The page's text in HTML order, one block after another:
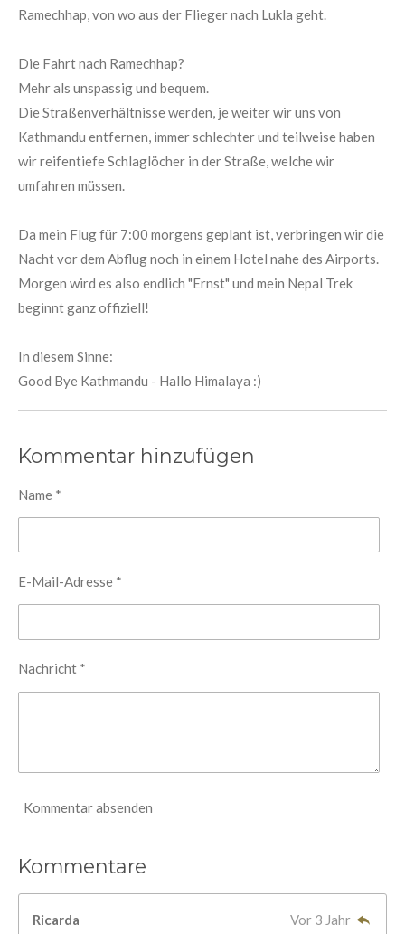
Ramechhap, von wo aus der Flieger nach Lukla geht.
Die Fahrt nach Ramechhap?
Mehr als unspassig und bequem.
Die Straßenverhältnisse werden, je weiter wir uns von
Kathmandu entfernen, immer schlechter und teilweise haben
wir reifentiefe Schlaglöcher in der Straße, welche wir
umfahren müssen.
Da mein Flug für 7:00 morgens geplant ist, verbringen wir die
Nacht vor dem Abflug noch in einem Hotel nahe des Airports.
Morgen wird es also endlich "Ernst" und mein Nepal Trek
beginnt ganz offiziell!
In diesem Sinne:
Good Bye Kathmandu - Hallo Himalaya :)
Kommentar hinzufügen
Name *
E-Mail-Adresse *
Nachricht *
Kommentar absenden
Kommentare
Ricarda Vor 3 Jahr